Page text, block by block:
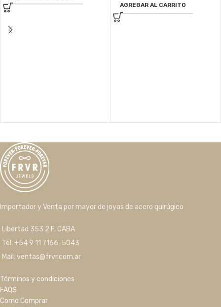
AGREGAR AL CARRITO
Importador y Venta por mayor de joyas de acero quirúgico
Libertad 353 2 F, CABA
Tel: +54 9 11 7166-5043
Mail: ventas@frvr.com.ar
Términos y condiciones
FAQS
Como Comprar